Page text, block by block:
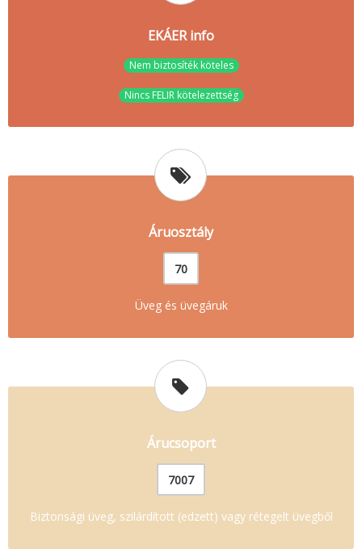
EKÁER info
Nem biztosíték köteles
Nincs FELIR kötelezettség
Áruosztály
70
Üveg és üvegáruk
Árucsoport
7007
Biztonsági üveg, szilárdított (edzett) vagy rétegelt üvegből